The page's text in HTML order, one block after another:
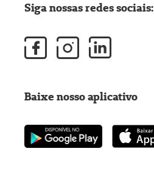
Siga nossas redes sociais:
Baixe nosso aplicativo